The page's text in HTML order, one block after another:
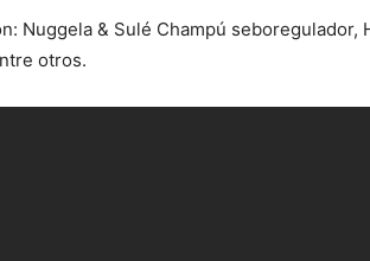
Nuggela & Sulé Champú seboregulador,
otros.